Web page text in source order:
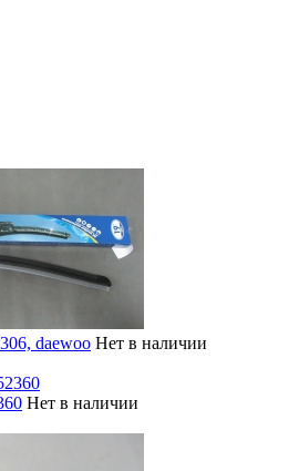
daewoo Нет в наличии
Нет в наличии